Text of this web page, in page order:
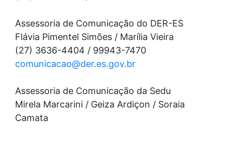
Assessoria de Comunicação do DER-ES
Flávia Pimentel Simões / Marília Vieira
(27) 3636-4404 / 99943-7470
comunicacao@der.es.gov.br
Assessoria de Comunicação da Sedu
Mirela Marcarini / Geiza Ardiçon / Soraia
Camata